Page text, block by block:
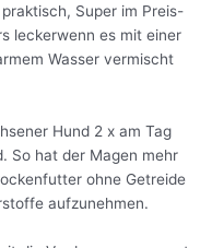
Super im Preis-
leckerwenn es mit einer
Wasser vermischt
Hund 2 x am Tag
So hat der Magen mehr
ohne Getreide
aufzunehmen.